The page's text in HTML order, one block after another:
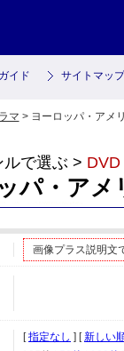
イド サイトマップ
マ > ヨーロッパ・アメ
で選ぶ >
パ・アメ
画像プラス説明文
[指定なし ] [新しい